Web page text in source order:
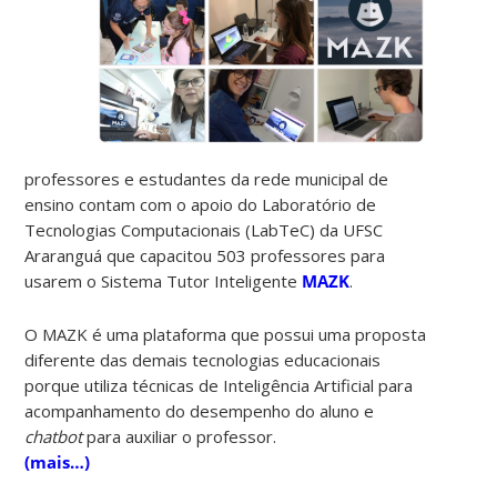
professores e estudantes da rede municipal de
ensino contam com o apoio do Laboratório de
Tecnologias Computacionais (LabTeC) da UFSC
Araranguá que capacitou 503 professores para
usarem o Sistema Tutor Inteligente MAZK.
O MAZK é uma plataforma que possui uma proposta
diferente das demais tecnologias educacionais
porque utiliza técnicas de Inteligência Artificial para
acompanhamento do desempenho do aluno e
chatbotpara auxiliar o professor.
(mais…)